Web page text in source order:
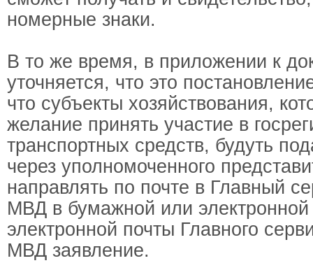
номерные знаки.
В то же время, в приложении к
уточняется, что это
что субъекты хозяйствования,
желание принять участие в
транспортных средств, будуть
через уполномоченного
направлять по почте в Главный
МВД в бумажной или
электронной почты Главного
МВД заявление.